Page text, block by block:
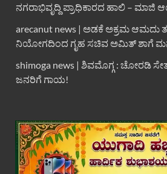
ನಗರಾಭಿವೃದ್ದಿ ಪ್ರಾಧಿಕಾರದ ಹಾಲಿ – ಮಾಜಿ
arecanut news | ಅಡಕೆ ಅಕ್ರಮ ಆಮದು
ನಿಯೋಗದಿಂದ ಗೃಹ ಸಚಿವ ಅಮಿತ್ ಶಾಗೆ
shimoga news | ಶಿವಮೊಗ್ಗ : ಚೋರಡಿ
ಜನರಿಗೆ ಗಾಯ!